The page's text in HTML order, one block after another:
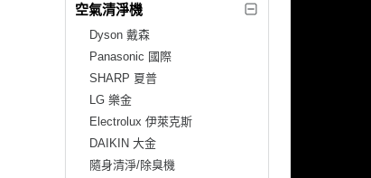
空氣清淨機
Dyson 戴森
Panasonic 國際
SHARP 夏普
LG 樂金
Electrolux 伊萊克斯
DAIKIN 大金
隨身清淨/除臭機